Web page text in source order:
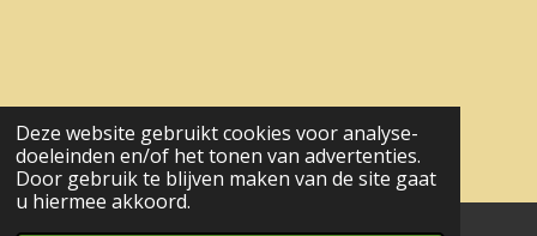
Deze website gebruikt cookies voor analyse-
doeleinden en/of het tonen van advertenties.
Door gebruik te blijven maken van de site gaat
u hiermee akkoord.